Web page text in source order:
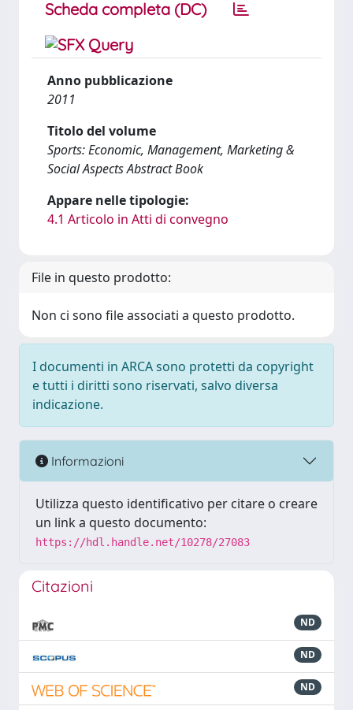
Scheda completa (DC)
Anno pubblicazione
2011
Titolo del volume
Sports: Economic, Management, Marketing &
Social Aspects Abstract Book
Appare nelle tipologie:
4.1 Articolo in Atti di convegno
File in questo prodotto:
Non ci sono file associati a questo prodotto.
I documenti in ARCA sono protetti da copyright
e tutti i diritti sono riservati, salvo diversa
indicazione.
Informazioni
Utilizza questo identificativo per citare o creare
un link a questo documento:
https://hdl.handle.net/10278/27083
Citazioni
ND
ND
ND